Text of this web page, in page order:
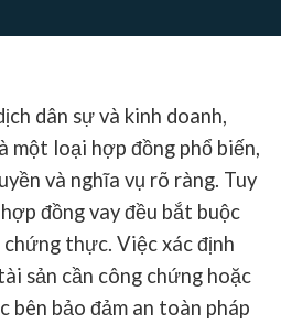
dân sự và kinh doanh,
một loại hợp đồng phổ biến,
và nghĩa vụ rõ ràng. Tuy
đồng vay đều bắt buộc
thực. Việc xác định
sản cần công chứng hoặc
bên bảo đảm an toàn pháp